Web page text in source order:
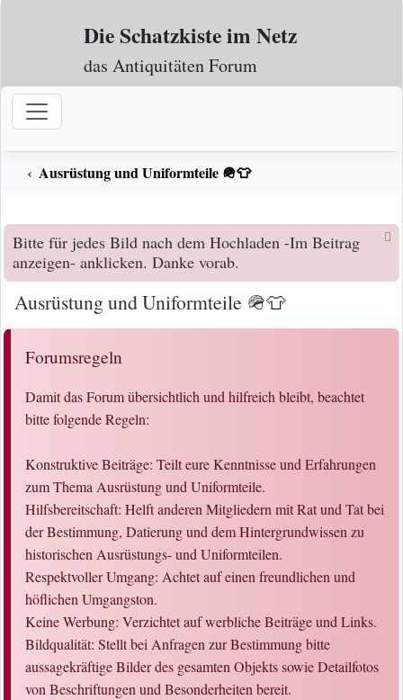
Zum Inhalt
Die Schatzkiste im Netz
das Antiquitäten Forum
Ausrüstung und Uniformteile 🪖👕
Bitte für jedes Bild nach dem Hochladen -Im Beitrag
anzeigen- anklicken. Danke vorab.
Ausrüstung und Uniformteile 🪖👕
Forumsregeln
Damit das Forum übersichtlich und hilfreich bleibt, beachtet
bitte folgende Regeln:
Konstruktive Beiträge: Teilt eure Kenntnisse und Erfahrungen
zum Thema Ausrüstung und Uniformteile.
Hilfsbereitschaft: Helft anderen Mitgliedern mit Rat und Tat bei
der Bestimmung, Datierung und dem Hintergrundwissen zu
historischen Ausrüstungs- und Uniformteilen.
Respektvoller Umgang: Achtet auf einen freundlichen und
höflichen Umgangston.
Keine Werbung: Verzichtet auf werbliche Beiträge und Links.
Bildqualität: Stellt bei Anfragen zur Bestimmung bitte
aussagekräftige Bilder des gesamten Objekts sowie Detailfotos
von Beschriftungen und Besonderheiten bereit.